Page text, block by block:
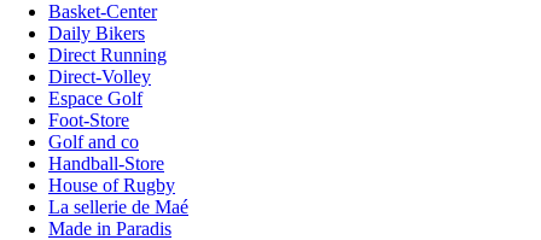
Basket-Center
Daily Bikers
Direct Running
Direct-Volley
Espace Golf
Foot-Store
Golf and co
Handball-Store
House of Rugby
La sellerie de Maé
Made in Paradis